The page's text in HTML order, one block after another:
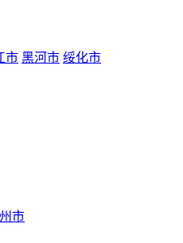
市 黑河市 绥化市
市